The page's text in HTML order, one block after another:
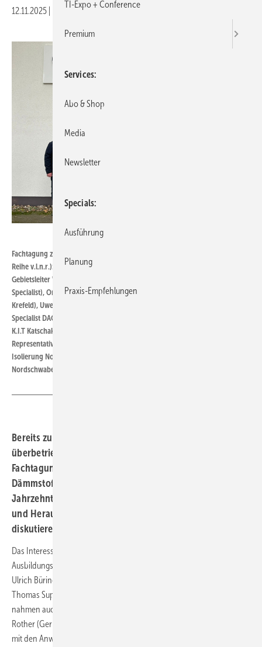
12.11.2025 Druckvorschau
Fachtagung zur überbetrieblichen Isolierer-Ausbildung in Münster (vordere
Reihe v.l.n.r.): Thomas Supe (ABZ Hamm), Thomas Leonhardt (Armacell
Gebietsleiter WKSB Region Ost), Florian Kötter (Armacell Application
Specialist), Orhan Mentese (Isoliertechnik Mentese), Michael Herding (BZB
Krefeld), Uwe Behr (ÜAZ Brandenburg), Julian Oros (Armacell / Application
Specialist DACH). Hintere Reihe v.l.n.r: Marcel Zurth (WKSB Innung Nordost /
K.I.T Katschak Isoliertechnik GmbH), Robin Huckschlag (Armacell Sales
Representative WKSB West), René Rother (Förderverein Ausbildung WKSB
Isolierung Nordost e.V. / Gerbsch Isolierungen) und Ulrich Büringer (AFZ
Nordschwaben)
Bereits zum 18. Mal kamen die Ausbildungsmeister der
überbetrieblichen WKSB-Zentren zur jährlichen
Fachtagung bei Armacell in Münster zusammen. Der
Dämmstoffhersteller bietet der Branche seit über zwei
Jahrzehnten eine Plattform, um aktuelle Entwicklungen
und Herausforderungen in der Ausbildung zu
diskutieren.
Das Interesse war auch in diesem Jahr wieder groß: Neben den
Ausbildungsmeistern Uwe Behr (ÜAZ Brandenburg an der Havel),
Ulrich Büringer (AFZ Nordschwaben), Michael Herding (BZB Krefeld),
Thomas Supe (ABZ Hamm) und Marcel Zurth (WKSB Innung Nordost)
nahmen auch Orhan Mentese (Isoliertechnik Mentese) und René
Rother (Gerbsch Isolierungen) an der Fachtagung teil. Armacell war
mit den Anwendungsspezialisten Florian Kötter und Julian Oros
TI-Expo + Conference
Premium
Services
Abo & Shop
Media
Newsletter
Specials
Ausführung
Planung
Praxis-Empfehlungen